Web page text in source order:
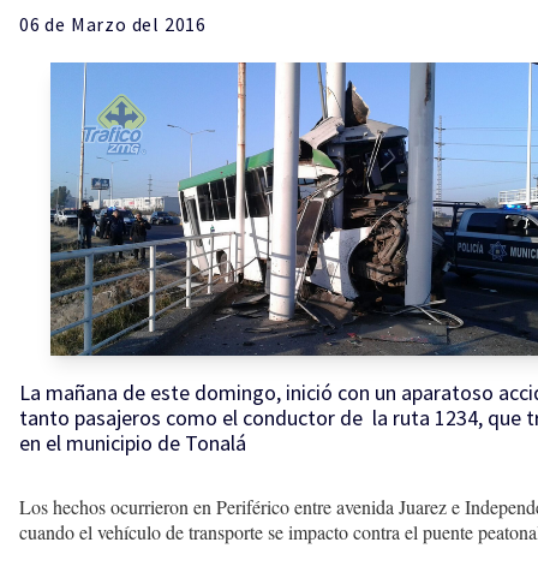
06 de Marzo del 2016
La mañana de este domingo, inició con un aparatoso
tanto pasajeros como el conductor de la ruta 1234, que
en el municipio de Tonalá
Los hechos ocurrieron en Periférico entre avenida Juarez e
cuando el vehículo de transporte se impacto contra el puente